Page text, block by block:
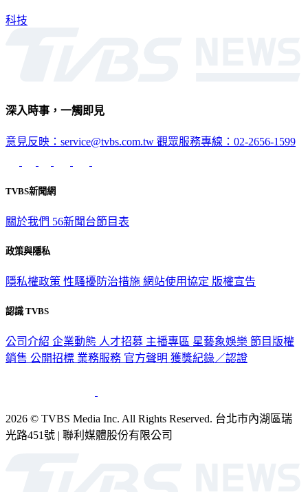
科技
深入時事，一觸即見
意見反映：service@tvbs.com.tw 觀眾服務專線：02-2656-1599
TVBS新聞網
關於我們 56新聞台節目表
政策與隱私
隱私權政策 性騷擾防治措施 網站使用協定 版權宣告
認識 TVBS
公司介紹 企業動態 人才招募 主播專區 星藝象娛樂 節目版權
銷售 公開招標 業務服務 官方聲明 獲獎紀錄／認證
2026 © TVBS Media Inc. All Rights Reserved. 台北市內湖區瑞
光路451號 | 聯利媒體股份有限公司